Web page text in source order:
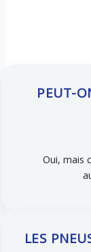
PEUT-
Oui, mais
LES